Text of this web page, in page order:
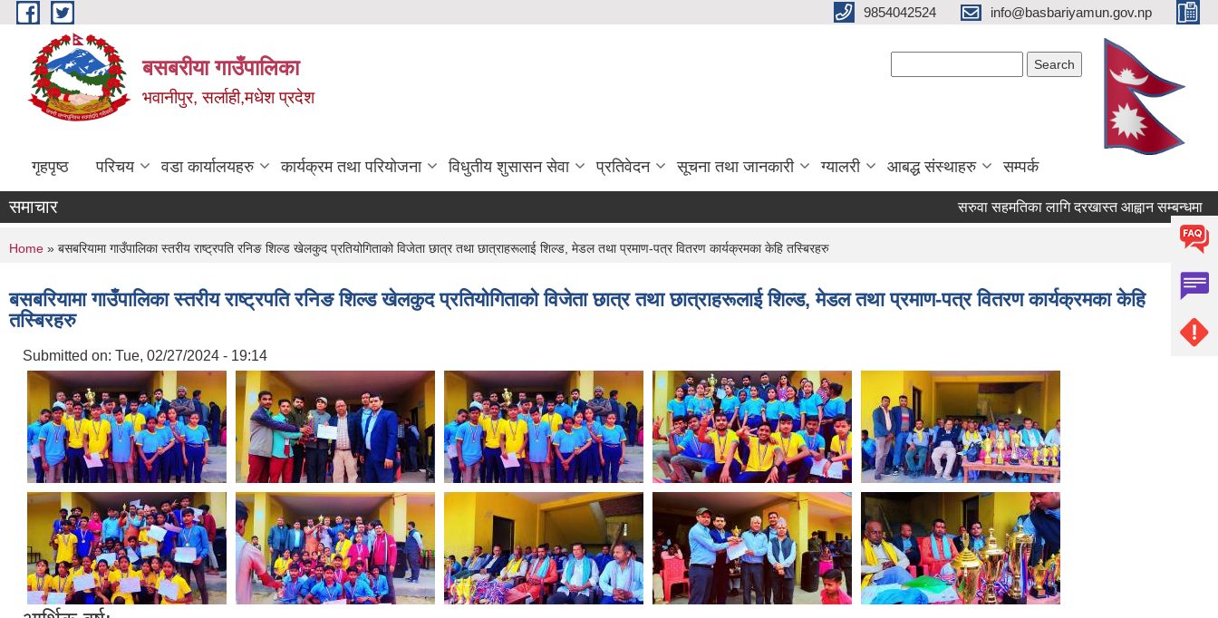
Skip to main content 9854042524 info@basbariyamun.gov.np
बसबरीया गाउँपालिका
भवानीपुर, सर्लाही,मधेश प्रदेश
गृहपृष्ठ परिचय वडा कार्यालयहरु कार्यक्रम तथा परियोजना विधुतीय शुसासन सेवा प्रतिवेदन सूचना तथा जानकारी ग्यालरी आबद्ध संस्थाहरु सम्पर्क
समाचार सरुवा सहमतिका लागि दरखास्त आह्वान सम्बन्धमा
You are here
Home » बसबरियामा गाउँपालिका स्तरीय राष्ट्रपति रनिङ शिल्ड खेलकुद प्रतियोगिताको विजेता छात्र तथा छात्राहरूलाई शिल्ड, मेडल तथा प्रमाण-पत्र वितरण कार्यक्रमका केहि तस्बिरहरु
बसबरियामा गाउँपालिका स्तरीय राष्ट्रपति रनिङ शिल्ड खेलकुद प्रतियोगिताको विजेता छात्र तथा छात्राहरूलाई शिल्ड, मेडल तथा प्रमाण-पत्र वितरण कार्यक्रमका केहि
तस्बिरहरु
Submitted on: Tue, 02/27/2024 - 19:14